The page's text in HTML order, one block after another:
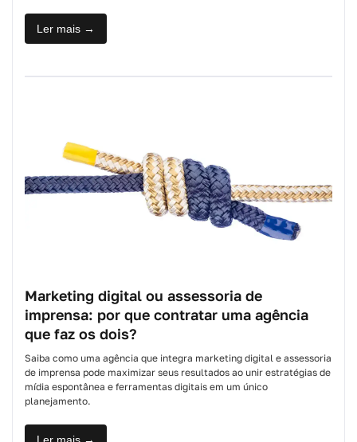
Ler mais →
Marketing digital ou assessoria de
imprensa: por que contratar uma agência
que faz os dois?
Saiba como uma agência que integra marketing digital e assessoria
de imprensa pode maximizar seus resultados ao unir estratégias de
mídia espontânea e ferramentas digitais em um único
planejamento.
Ler mais →